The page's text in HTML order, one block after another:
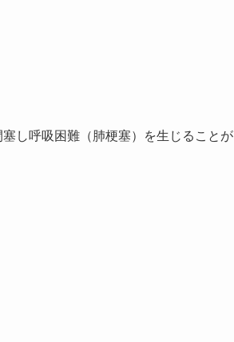
し呼吸困難（肺梗塞）を生じることが